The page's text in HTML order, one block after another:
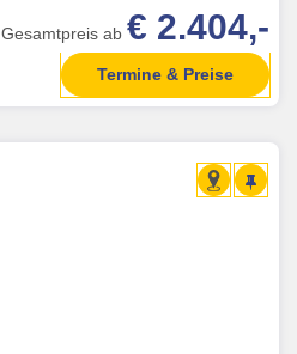
Gesamtpreis ab € 2.404,-
Termine & Preise